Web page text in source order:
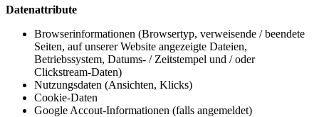
Datenattribute
Browserinformationen (Browsertyp, verweisende / beendete
Seiten, auf unserer Website angezeigte Dateien,
Betriebssystem, Datums- / Zeitstempel und / oder
Clickstream-Daten)
Nutzungsdaten (Ansichten, Klicks)
Cookie-Daten
Google Accout-Informationen (falls angemeldet)